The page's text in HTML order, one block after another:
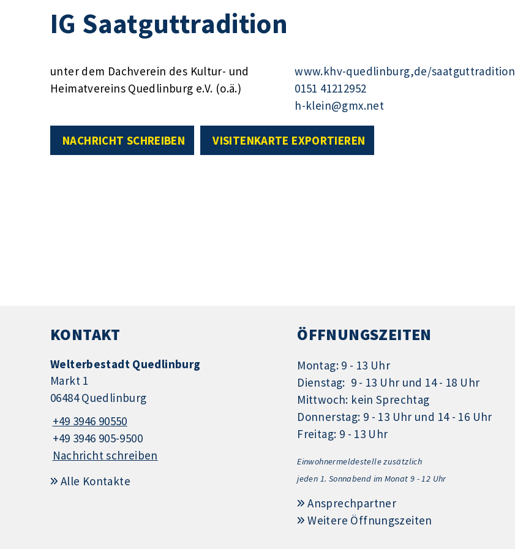
IG Saatguttradition
unter dem Dachverein des Kultur- und
Heimatvereins Quedlinburg e.V. (o.ä.)
www.khv-quedlinburg,de/saatguttradition
0151 41212952
h-klein@gmx.net
NACHRICHT SCHREIBEN VISITENKARTE EXPORTIEREN
KONTAKT
Welterbestadt Quedlinburg
Markt 1
06484 Quedlinburg
+49 3946 90550
+49 3946 905-9500
Nachricht schreiben
Alle Kontakte
ÖFFNUNGSZEITEN
Montag: 9 - 13 Uhr
Dienstag: 9 - 13 Uhr und 14 - 18 Uhr
Mittwoch: kein Sprechtag
Donnerstag: 9 - 13 Uhr und 14 - 16 Uhr
Freitag: 9 - 13 Uhr
Einwohnermeldestelle zusätzlich
jeden 1. Sonnabend im Monat 9 - 12 Uhr
Ansprechpartner
Weitere Öffnungszeiten